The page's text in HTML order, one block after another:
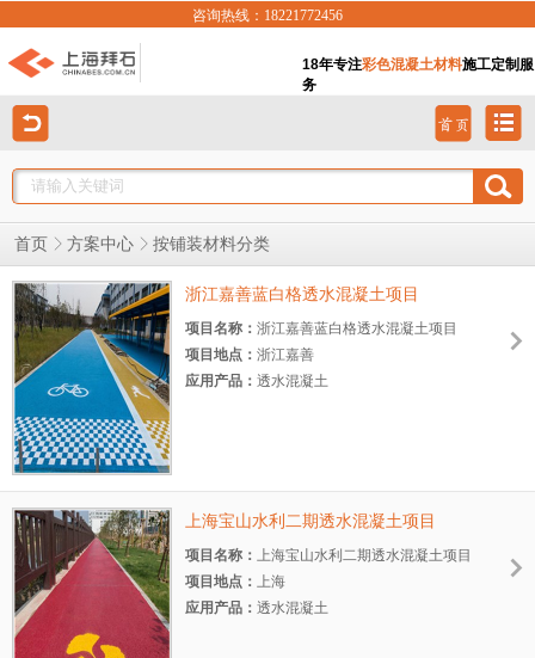
咨询热线：18221772456
18年专注彩色混凝土材料施工定制服
务
首页 方案中心 按铺装材料分类
浙江嘉善蓝白格透水混凝土项目
项目名称： 浙江嘉善蓝白格透水混凝土项目
项目地点： 浙江嘉善
应用产品： 透水混凝土
上海宝山水利二期透水混凝土项目
项目名称： 上海宝山水利二期透水混凝土项目
项目地点： 上海
应用产品： 透水混凝土